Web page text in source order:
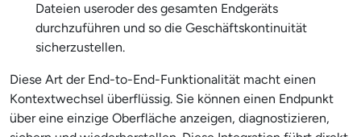
Dateien useroder des gesamten Endgeräts
durchzuführen und so die Geschäftskontinuität
sicherzustellen.
Diese Art der End-to-End-Funktionalität macht einen
Kontextwechsel überflüssig. Sie können einen Endpunkt
über eine einzige Oberfläche anzeigen, diagnostizieren,